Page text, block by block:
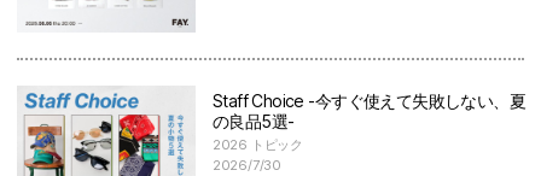
Staff Choice -今すぐ使えて失敗しない、夏
の良品5選-
2026 トピック
2026/7/30